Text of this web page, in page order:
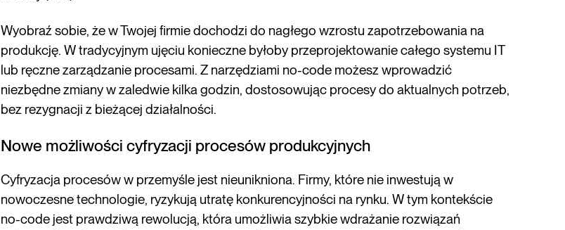
Wyobraź sobie, że w Twojej firmie dochodzi do nagłego wzrostu zapotrzebowania na
produkcję. W tradycyjnym ujęciu konieczne byłoby przeprojektowanie całego systemu IT
lub ręczne zarządzanie procesami. Z narzędziami no-code możesz wprowadzić
niezbędne zmiany w zaledwie kilka godzin, dostosowując procesy do aktualnych potrzeb,
bez rezygnacji z bieżącej działalności.
Nowe możliwości cyfryzacji procesów produkcyjnych
Cyfryzacja procesów w przemyśle jest nieunikniona. Firmy, które nie inwestują w
nowoczesne technologie, ryzykują utratę konkurencyjności na rynku. W tym kontekście
no-code jest prawdziwą rewolucją, która umożliwia szybkie wdrażanie rozwiązań